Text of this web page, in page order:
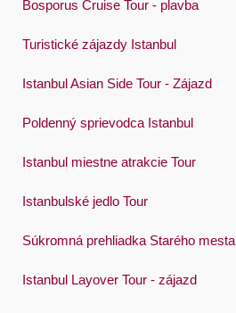
Bosporus Cruise Tour - plavba
Turistické zájazdy Istanbul
Istanbul Asian Side Tour - Zájazd
Poldenný sprievodca Istanbul
Istanbul miestne atrakcie Tour
Istanbulské jedlo Tour
Súkromná prehliadka Starého mesta
Istanbul Layover Tour - zájazd